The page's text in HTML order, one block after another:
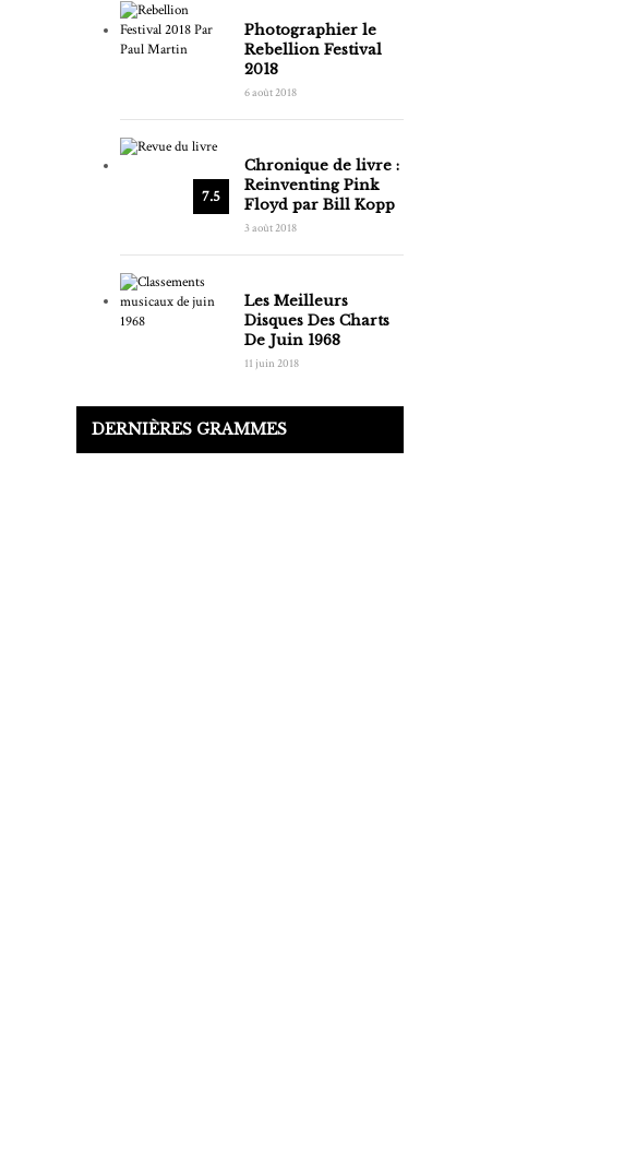
Photographier le
Rebellion Festival
2018
6 août 2018
7.5
Chronique de livre :
Reinventing Pink
Floyd par Bill Kopp
3 août 2018
Les Meilleurs
Disques Des Charts
De Juin 1968
11 juin 2018
DERNIÈRES GRAMMES